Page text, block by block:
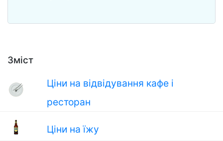
Зміст
Ціни на відвідування кафе і
ресторан
Ціни на їжу